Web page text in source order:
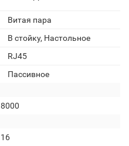
Витая пара
В стойку, Настольное
RJ45
Пассивное
8000
16